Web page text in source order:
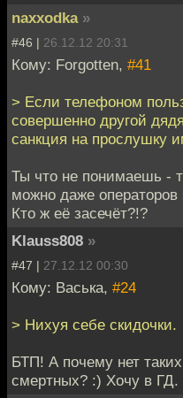
naxxodka »
#46 | 26.12.12 20:31
Кому: Forgotten, #41
> Если телефоном
совершенно другой
санкция на прослушку
Ты что не понимаешь -
можно даже операторов
Кто ж её засечёт?!?
Klauss808 »
#47 | 27.12.12 00:30
Кому: Васька, #24
> Нихуя себе скидочки.
БТП! А почему нет
смертных? :) Хочу в ГД.